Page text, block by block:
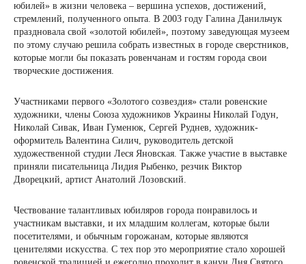
юбилей» в жизни человека – вершина успехов, достижений,
стремлений, полученного опыта. В 2003 году Галина Данильчук
праздновала свой «золотой юбилей», поэтому заведующая музеем
по этому случаю решила собрать известных в городе сверстников,
которые могли бы показать ровенчанам и гостям города свои
творческие достижения.
Участниками первого «Золотого созвездия» стали ровенские
художники, члены Союза художников Украины Николай Годун,
Николай Сивак, Иван Гуменюк, Сергей Руднев, художник-
оформитель Валентина Силич, руководитель детской
художественной студии Леся Яновская. Также участие в выставке
приняли писательница Лидия Рыбенко, резчик Виктор
Дворецкий, артист Анатолий Лозовский.
Чествование талантливых юбиляров города понравилось и
участникам выставки, и их младшим коллегам, которые были
посетителями, и обычным горожанам, которые являются
ценителями искусства. С тех пор это мероприятие стало хорошей